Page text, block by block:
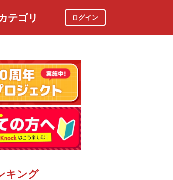
テゴリ ログイン
キング